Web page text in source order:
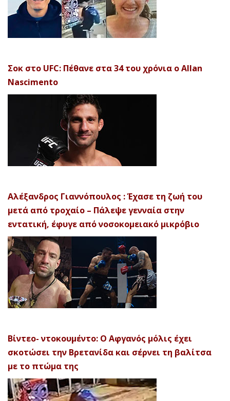
Σοκ στο UFC: Πέθανε στα 34 του χρόνια ο Allan
Nascimento
Αλέξανδρος Γιαννόπουλος : Έχασε τη ζωή του
μετά από τροχαίο – Πάλεψε γενναία στην
εντατική, έφυγε από νοσοκομειακό μικρόβιο
Βίντεο- ντοκουμέντο: Ο Αφγανός μόλις έχει
σκοτώσει την Βρετανίδα και σέρνει τη βαλίτσα
με το πτώμα της